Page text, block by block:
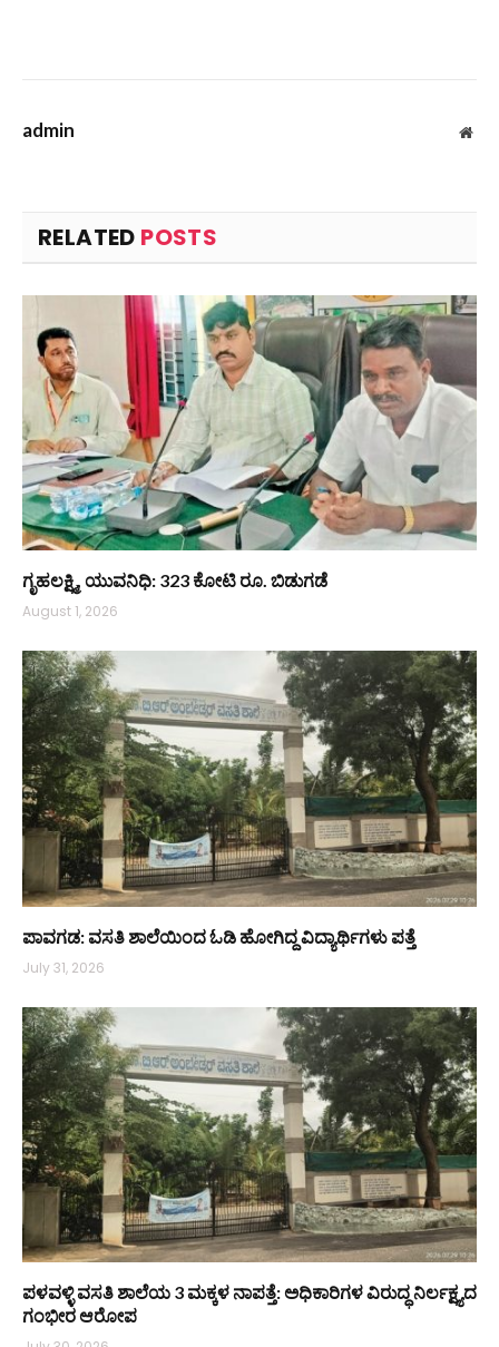
admin
RELATED POSTS
ಗೃಹಲಕ್ಷ್ಮಿ, ಯುವನಿಧಿ: 323 ಕೋಟಿ ರೂ. ಬಿಡುಗಡೆ
August 1, 2026
ಪಾವಗಡ: ವಸತಿ ಶಾಲೆಯಿಂದ ಓಡಿ ಹೋಗಿದ್ದ ವಿದ್ಯಾರ್ಥಿಗಳು ಪತ್ತೆ
July 31, 2026
ಪಳವಳ್ಳಿ ವಸತಿ ಶಾಲೆಯ 3 ಮಕ್ಕಳ ನಾಪತ್ತೆ: ಅಧಿಕಾರಿಗಳ ವಿರುದ್ಧ ನಿರ್ಲಕ್ಷ್ಯದ
ಗಂಭೀರ ಆರೋಪ